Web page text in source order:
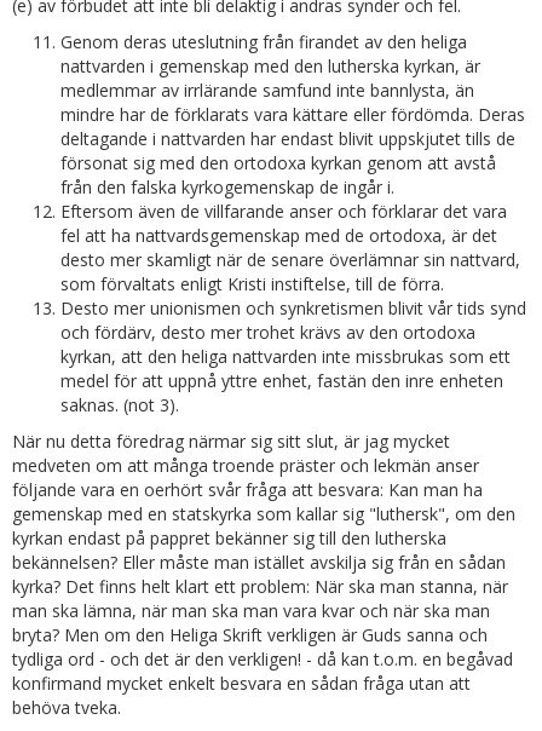
(e) av förbudet att inte bli delaktig i andras synder och fel.
Genom deras uteslutning från firandet av den heliga
nattvarden i gemenskap med den lutherska kyrkan, är
medlemmar av irrlärande samfund inte bannlysta, än
mindre har de förklarats vara kättare eller fördömda. Deras
deltagande i nattvarden har endast blivit uppskjutet tills de
försonat sig med den ortodoxa kyrkan genom att avstå
från den falska kyrkogemenskap de ingår i.
Eftersom även de villfarande anser och förklarar det vara
fel att ha nattvardsgemenskap med de ortodoxa, är det
desto mer skamligt när de senare överlämnar sin nattvard,
som förvaltats enligt Kristi instiftelse, till de förra.
Desto mer unionismen och synkretismen blivit vår tids synd
och fördärv, desto mer trohet krävs av den ortodoxa
kyrkan, att den heliga nattvarden inte missbrukas som ett
medel för att uppnå yttre enhet, fastän den inre enheten
saknas. (not 3).
När nu detta föredrag närmar sig sitt slut, är jag mycket
medveten om att många troende präster och lekmän anser
följande vara en oerhört svår fråga att besvara: Kan man ha
gemenskap med en statskyrka som kallar sig "luthersk", om den
kyrkan endast på pappret bekänner sig till den lutherska
bekännelsen? Eller måste man istället avskilja sig från en sådan
kyrka? Det finns helt klart ett problem: När ska man stanna, när
man ska lämna, när man ska man vara kvar och när ska man
bryta? Men om den Heliga Skrift verkligen är Guds sanna och
tydliga ord - och det är den verkligen! - då kan t.o.m. en begåvad
konfirmand mycket enkelt besvara en sådan fråga utan att
behöva tveka.